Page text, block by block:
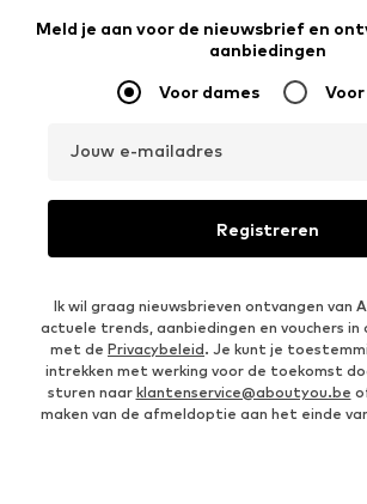
Meld je aan voor de nieuwsbrief en
aanbiedingen
Voor dames
Jouw e-mailadres
Registreren
Ik wil graag nieuwsbrieven ontvangen van
actuele trends, aanbiedingen en vouchers in
met de Privacybeleid. Je kunt je
intrekken met werking voor de toekomst
sturen naar klantenservice@aboutyou.be
maken van de afmeldoptie aan het einde